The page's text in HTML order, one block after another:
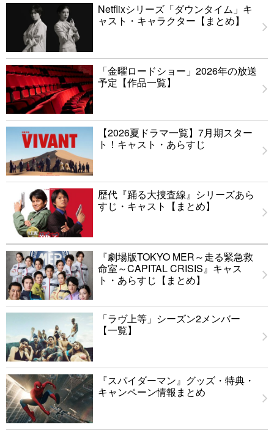
Netflixシリーズ「ダウンタイム」キ
ャスト・キャラクター【まとめ】
「金曜ロードショー」2026年の放送
予定【作品一覧】
【2026夏ドラマ一覧】7月期スター
ト！キャスト・あらすじ
歴代『踊る大捜査線』シリーズあら
すじ・キャスト【まとめ】
『劇場版TOKYO MER～走る緊急救
命室～CAPITAL CRISIS』キャス
ト・あらすじ【まとめ】
「ラヴ上等」シーズン2メンバー
【一覧】
『スパイダーマン』グッズ・特典・
キャンペーン情報まとめ